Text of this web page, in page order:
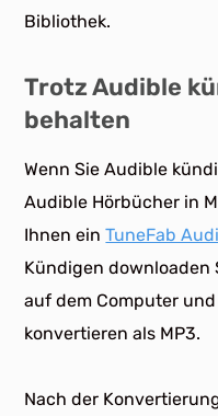
Bibliothek.
Trotz Audible
behalten
Wenn Sie Audible
Audible Hörbücher in
Ihnen einTuneFab
Kündigen downloaden
auf dem Computer
konvertieren als MP3.
Nach der